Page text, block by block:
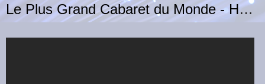
Le Plus Grand Cabaret du Monde - Hans Davis